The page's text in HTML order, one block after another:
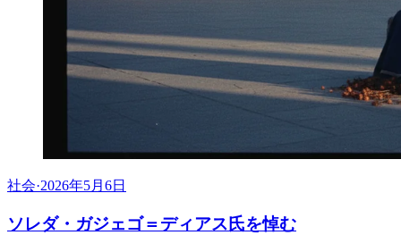
社会·2026年5月6日
ソレダ・ガジェゴ＝ディアス氏を悼む